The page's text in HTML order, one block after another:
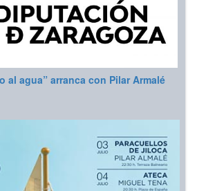
al agua” arranca con Pilar Armalé